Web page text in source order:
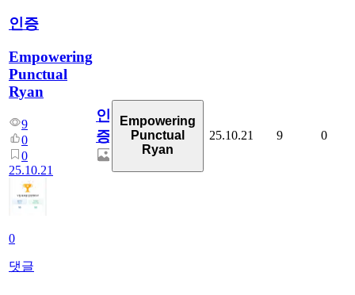
인증
Empowering
Punctual
Ryan
9
0
0
25.10.21
0
댓글
인
증
Empowering
Punctual
Ryan
25.10.21 9 0